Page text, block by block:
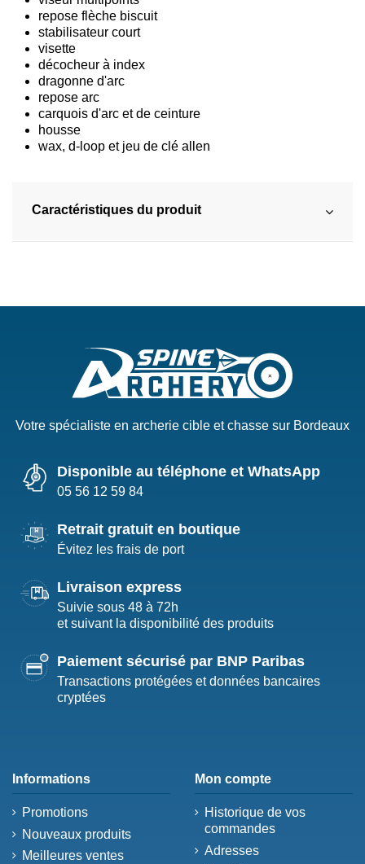
repose flèche biscuit
stabilisateur court
visette
décocheur à index
dragonne d'arc
repose arc
carquois d'arc et de ceinture
housse
wax, d-loop et jeu de clé allen
Caractéristiques du produit
Votre spécialiste en archerie cible et chasse sur Bordeaux
Disponible au téléphone et WhatsApp
05 56 12 59 84
Retrait gratuit en boutique
Évitez les frais de port
Livraison express
Suivie sous 48 à 72h
et suivant la disponibilité des produits
Paiement sécurisé par BNP Paribas
Transactions protégées et données bancaires
cryptées
Informations
Promotions
Nouveaux produits
Meilleures ventes
Mon compte
Historique de vos
commandes
Adresses